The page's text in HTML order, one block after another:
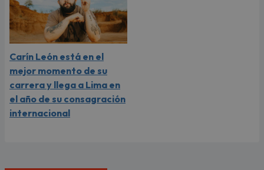
Carín León está en el
mejor momento de su
carrera y llega a Lima en
el año de su consagración
internacional